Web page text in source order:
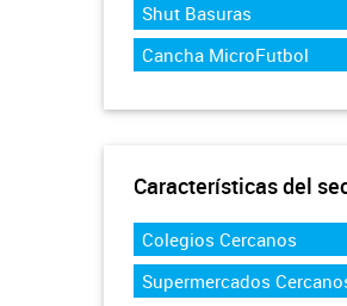
Shut Basuras
Cancha MicroFutbol
Características del
Colegios Cercanos
Supermercados